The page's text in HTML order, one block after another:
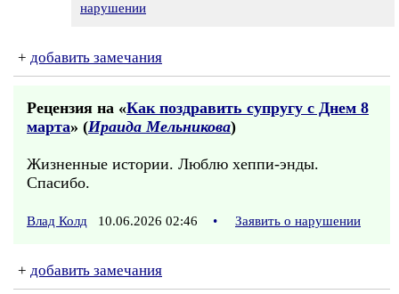
нарушении
+ добавить замечания
Рецензия на «Как поздравить супругу с Днем 8
марта» (Ираида Мельникова)
Жизненные истории. Люблю хеппи-энды.
Спасибо.
Влад Колд 10.06.2026 02:46 • Заявить о нарушении
+ добавить замечания